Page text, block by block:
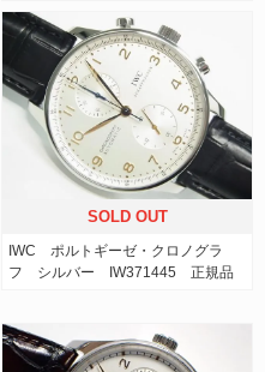
SOLD OUT
IWC ポルトギーゼ・クロノグラ
フ シルバー IW371445 正規品